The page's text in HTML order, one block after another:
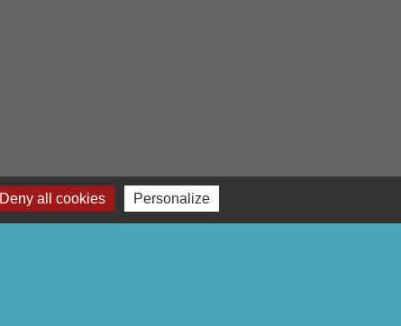
Deny all cookies Personalize